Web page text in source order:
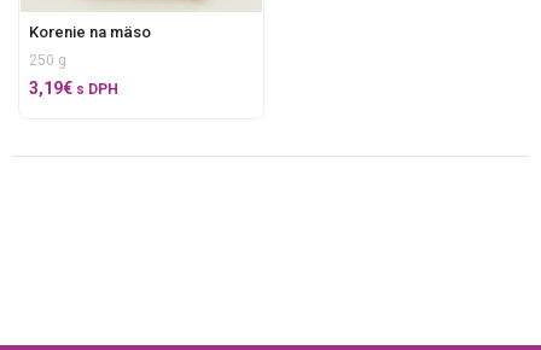
Korenie na mäso
250 g
3,19€ s DPH